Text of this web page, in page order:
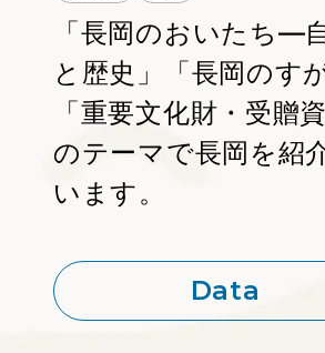
「長岡のおいたち―
と歴史」「長岡のす
「重要文化財・受贈資
のテーマで長岡を紹
います。
Data